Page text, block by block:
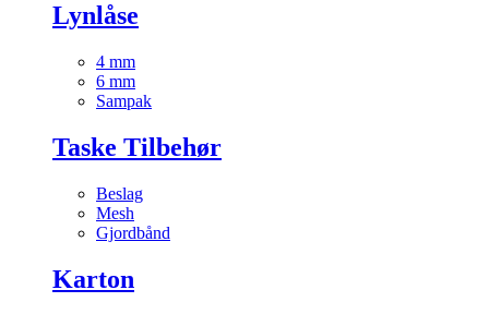
Lynlåse
4 mm
6 mm
Sampak
Taske Tilbehør
Beslag
Mesh
Gjordbånd
Karton